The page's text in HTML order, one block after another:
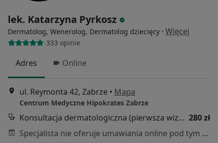
lek. Katarzyna Pyrkosz
Dermatolog, Wenerolog, Dermatolog dziecięcy · Więcej
333 opinie
Adres Online
ul. Reymonta 42, Zabrze • Mapa
Centrum Medyczne Hipokrates Zabrze
Konsultacja dermatologiczna (pierwsza wizyta) 280 zł
Specjalista nie oferuje umawiania online pod tym adresem.